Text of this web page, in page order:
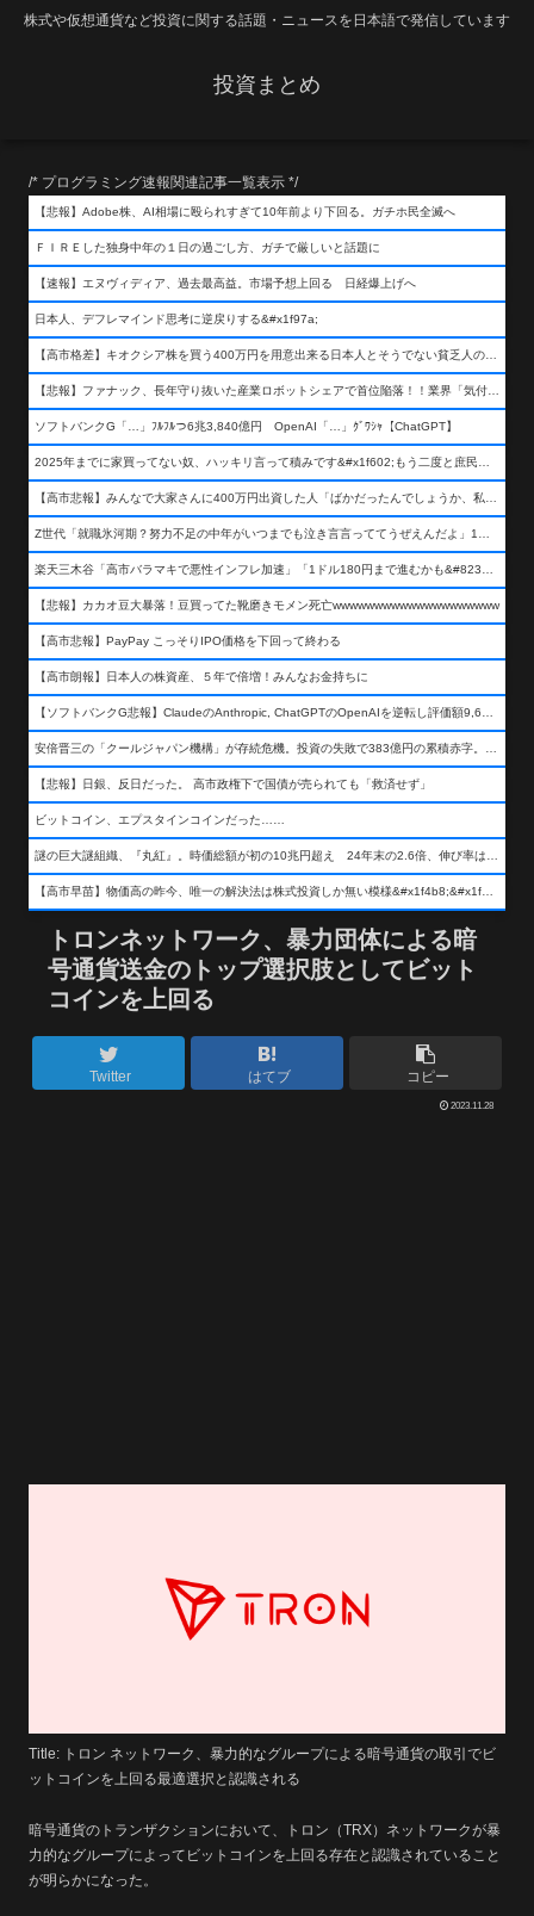
株式や仮想通貨など投資に関する話題・ニュースを日本語で発信しています
投資まとめ
/* プログラミング速報関連記事一覧表示 */
【悲報】Adobe株、AI相場に殴られすぎて10年前より下回る。ガチホ民全滅へ
ＦＩＲＥした独身中年の１日の過ごし方、ガチで厳しいと話題に
【速報】エヌヴィディア、過去最高益。市場予想上回る 日経爆上げへ
日本人、デフレマインド思考に逆戻りする&#x1f97a;
【高市格差】キオクシア株を買う400万円を用意出来る日本人とそうでない貧乏人の差が超広まるって事よ
【悲報】ファナック、長年守り抜いた産業ロボットシェアで首位陥落！！業界「気付いたら一気に抜かれていた…」
ソフトバンクG「…」ﾌﾙﾌﾙつ6兆3,840億円 OpenAI「…」ｸﾞﾜｼｬ【ChatGPT】
2025年までに家買ってない奴、ハッキリ言って積みです&#x1f602;もう二度と庶民が買える値段になりません&#x1f602;&#x1f602;&#x1f602;
【高市悲報】みんなで大家さんに400万円出資した人「ばかだったんでしょうか、私は&#x1f622;」
Z世代「就職氷河期？努力不足の中年がいつまでも泣き言言っててうぜえんだよ」1万いいね
楽天三木谷「高市バラマキで悪性インフレ加速」「1ドル180円まで進むかも&#8230;もう看過できない」
【悲報】カカオ豆大暴落！豆買ってた靴磨きモメン死亡wwwwwwwwwwwwwwwwwwww
【高市悲報】PayPay こっそりIPO価格を下回って終わる
【高市朗報】日本人の株資産、５年で倍増！みんなお金持ちに
【ソフトバンクG悲報】ClaudeのAnthropic, ChatGPTのOpenAIを逆転し評価額9,650億ドル (約154兆円) の世界一価値あるAI企業に……
安倍晋三の「クールジャパン機構」が存続危機。投資の失敗で383億円の累積赤字。2025年度決算も大赤字の可能性。責任の所在はウヤムヤ
【悲報】日銀、反日だった。 高市政権下で国債が売られても「救済せず」
ビットコイン、エプスタインコインだった……
謎の巨大謎組織、『丸紅』。時価総額が初の10兆円超え 24年末の2.6倍、伸び率は謎組織首位
【高市早苗】物価高の昨今、唯一の解決法は株式投資しか無い模様&#x1f4b8;&#x1f4b8;&#x1f4b8;
トロンネットワーク、暴力団体による暗
号通貨送金のトップ選択肢としてビット
コインを上回る
Twitter はてブ コピー
2023.11.28
Title: トロン ネットワーク、暴力的なグループによる暗号通貨の取引でビ
ットコインを上回る最適選択と認識される
暗号通貨のトランザクションにおいて、トロン（TRX）ネットワークが暴
力的なグループによってビットコインを上回る存在と認識されていること
が明らかになった。